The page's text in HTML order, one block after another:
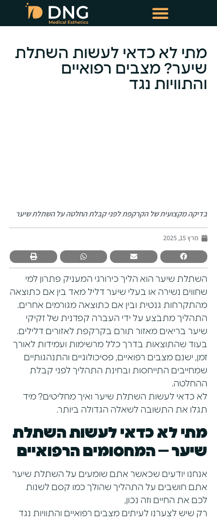
מתי לא כדאי לעשות השתלת
שיער? מצבים רפואיים
והתוויות נגד
בדיקה מקצועית של הקרקפת לפני קבלת החלטה על השתלת שיער
מרץ 15, 2025
השתלת שיער הוא הליך כירורגי המעניק פתרון למי
שחווים נשירה או בעלי שיער דליל מאד בין אם כתוצאה
מהתקרחות גנטית ובין אם כתוצאה מגורמים אחרים.
התהליך מתבצע על ידי העברה קפדנית של זקיקי
שיער בריאים מאזור תורם בקרקפת לאזורים דלילים.
בעוד שהתוצאות בדרך כלל מרשימות ועמידות לאורך
זמן, ישנם מצבים רפואיים, פסיכולוגיים והתנהגותיים
שמחייבים התייחסות ובחינת התהליך לפני קבלת
ההחלטה.
לא כדאי לעשות השתלת שיער ואיך מחליטים? מיד
תגלו את התשובה לשאלה הגדולה ביותר.
מתי לא כדאי לעשות השתלת
שיער – המחסומים הרפואיים
אנחנו יודעים שכאשר אתם שומעים על השתלת שיער
אתם חושבים על התהליך שהולך כמו קסם לשנות
לכם את החיים וזה נכון,
רק שיש לצערנו לעיתים מצבים רפואיים והתוויות נגד